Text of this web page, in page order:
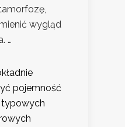
wygląd
…
pojemność
typowych